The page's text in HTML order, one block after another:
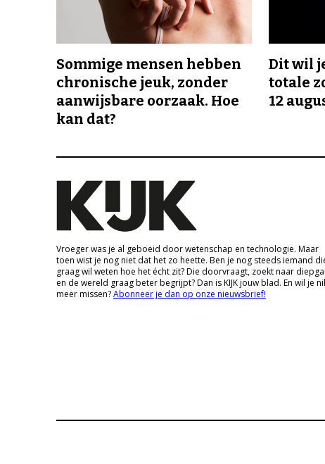
Sommige mensen hebben
chronische jeuk, zonder
aanwijsbare oorzaak. Hoe
kan dat?
Dit wil
totale
12
Vroeger was je al geboeid door wetenschap en technologie. Maar
toen wist je nog niet dat het zo heette. Ben je nog steeds iemand
graag wil weten hoe het écht zit? Die doorvraagt, zoekt naar
en de wereld graag beter begrijpt? Dan is KIJK jouw blad. En wil je
meer missen?Abonneer je dan op onze nieuwsbrief!